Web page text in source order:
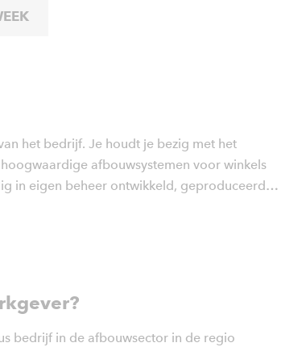
het bedrijf. Je houdt je bezig met het
afbouwsystemen voor winkels
in eigen beheer ontwikkeld, geproduceerd
bedrijf in de afbouwsector in de regio